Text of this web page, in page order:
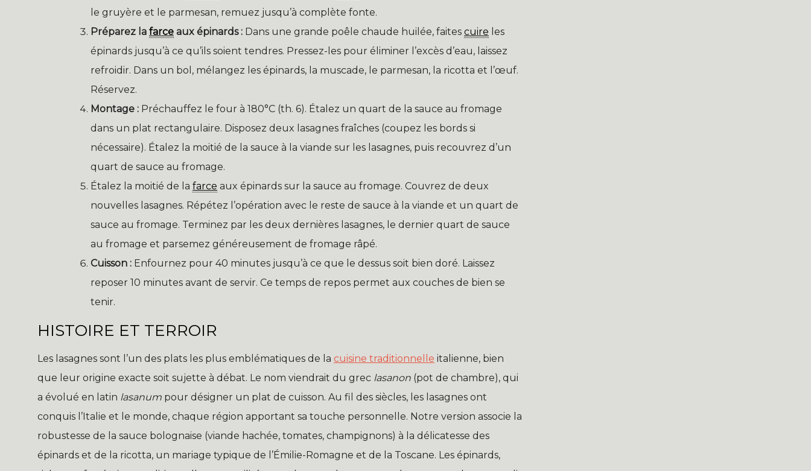
le gruyère et le parmesan, remuez jusqu’à complète fonte.
Préparez la farce aux épinards : Dans une grande poêle chaude huilée, faites cuire les
épinards jusqu’à ce qu’ils soient tendres. Pressez-les pour éliminer l’excès d’eau, laissez
refroidir. Dans un bol, mélangez les épinards, la muscade, le parmesan, la ricotta et l’œuf.
Réservez.
Montage : Préchauffez le four à 180°C (th. 6). Étalez un quart de la sauce au fromage
dans un plat rectangulaire. Disposez deux lasagnes fraîches (coupez les bords si
nécessaire). Étalez la moitié de la sauce à la viande sur les lasagnes, puis recouvrez d’un
quart de sauce au fromage.
Étalez la moitié de la farce aux épinards sur la sauce au fromage. Couvrez de deux
nouvelles lasagnes. Répétez l’opération avec le reste de sauce à la viande et un quart de
sauce au fromage. Terminez par les deux dernières lasagnes, le dernier quart de sauce
au fromage et parsemez généreusement de fromage râpé.
Cuisson : Enfournez pour 40 minutes jusqu’à ce que le dessus soit bien doré. Laissez
reposer 10 minutes avant de servir. Ce temps de repos permet aux couches de bien se
tenir.
HISTOIRE ET TERROIR
Les lasagnes sont l’un des plats les plus emblématiques de la cuisine traditionnelle italienne, bien
que leur origine exacte soit sujette à débat. Le nom viendrait du grec lasanon (pot de chambre), qui
a évolué en latin lasanum pour désigner un plat de cuisson. Au fil des siècles, les lasagnes ont
conquis l’Italie et le monde, chaque région apportant sa touche personnelle. Notre version associe la
robustesse de la sauce bolognaise (viande hachée, tomates, champignons) à la délicatesse des
épinards et de la ricotta, un mariage typique de l’Émilie-Romagne et de la Toscane. Les épinards,